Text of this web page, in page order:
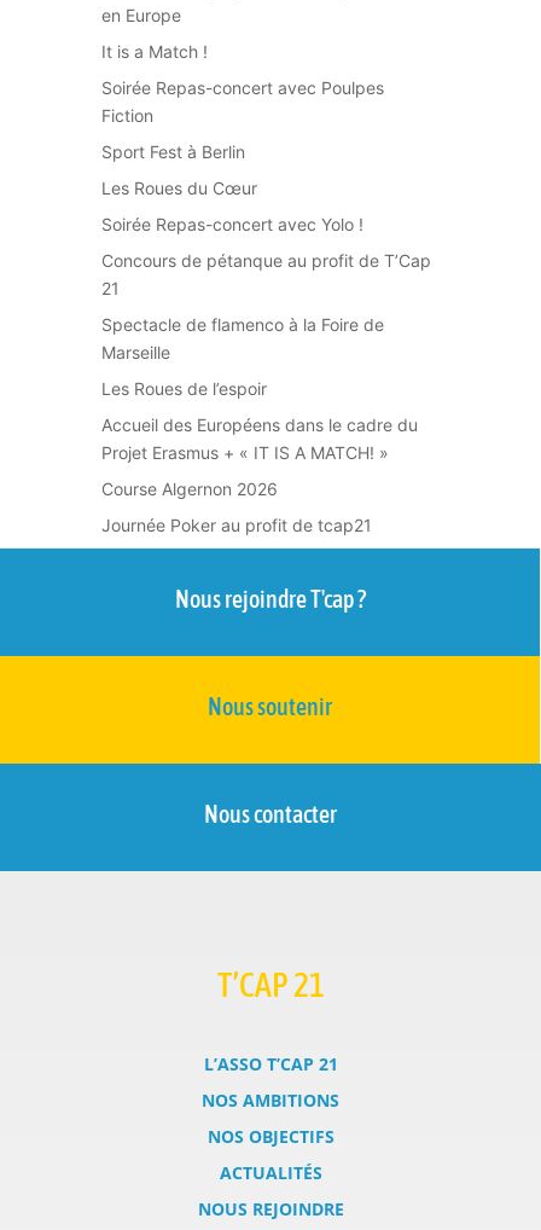
en Europe
It is a Match !
Soirée Repas-concert avec Poulpes
Fiction
Sport Fest à Berlin
Les Roues du Cœur
Soirée Repas-concert avec Yolo !
Concours de pétanque au profit de T’Cap
21
Spectacle de flamenco à la Foire de
Marseille
Les Roues de l’espoir
Accueil des Européens dans le cadre du
Projet Erasmus + « IT IS A MATCH! »
Course Algernon 2026
Journée Poker au profit de tcap21
Nous rejoindre T'cap ?
Nous soutenir
Nous contacter
T’CAP 21
L’ASSO T’CAP 21
NOS AMBITIONS
NOS OBJECTIFS
ACTUALITÉS
NOUS REJOINDRE